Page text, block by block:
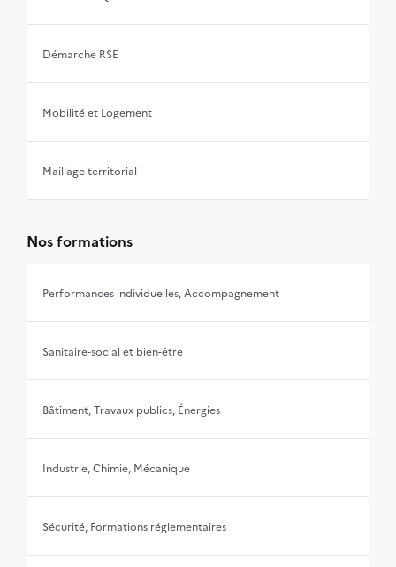
Démarche RSE
Mobilité et Logement
Maillage territorial
Nos formations
Performances individuelles, Accompagnement
Sanitaire-social et bien-être
Bâtiment, Travaux publics, Énergies
Industrie, Chimie, Mécanique
Sécurité, Formations réglementaires